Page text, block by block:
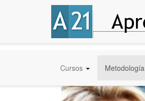
Cursos Metodología